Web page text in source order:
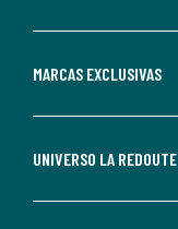
MARCAS EXCLUSIVAS
UNIVERSO LA REDOUTE